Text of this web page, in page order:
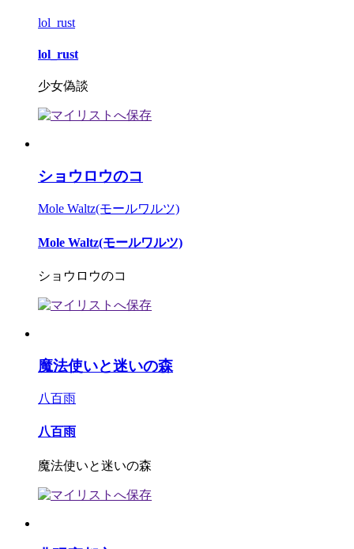
lol_rust
lol_rust
少女偽談
ショウロウのコ
Mole Waltz(モールワルツ)
Mole Waltz(モールワルツ)
ショウロウのコ
魔法使いと迷いの森
八百雨
八百雨
魔法使いと迷いの森